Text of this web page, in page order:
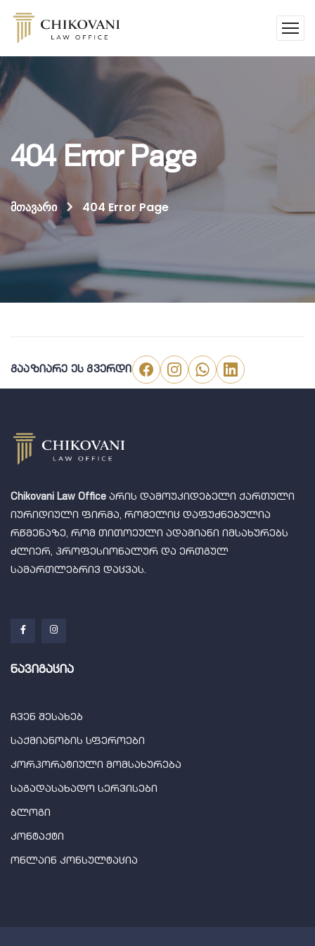
404 Error Page
მთავარი 404 Error Page
გააზიარე ეს გვერდი
Chikovani Law Office არის დამოუკიდებელი ქართული
იურიდიული ფირმა, რომელიც დაფუძნებულია
რწმენაზე, რომ თითოეული ადამიანი იმსახურებს
ძლიერ, პროფესიონალურ და ერთგულ
სამართლებრივ დაცვას.
ნავიგაცია
ჩვენ შესახებ
საქმიანობის სფეროები
კორპორატიული მომსახურება
საგადასახადო სერვისები
ბლოგი
კონტაქტი
ონლაინ კონსულტაცია